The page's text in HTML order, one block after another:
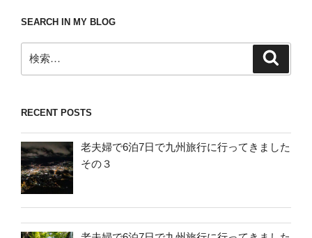
SEARCH IN MY BLOG
索:
RECENT POSTS
老夫婦で6泊7日で九州旅行に行ってきました
その３